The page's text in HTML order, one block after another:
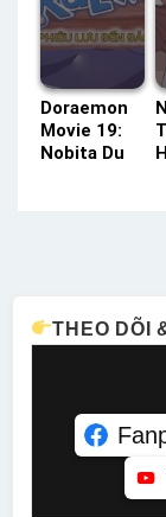
Doraemon
Movie 19:
Nobita Du
Minh
THEO DÕI